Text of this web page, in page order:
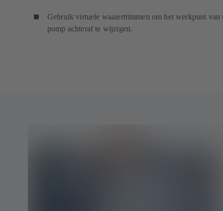
Gebruik virtuele waaiertrimmen om het werkpunt van
pomp achteraf te wijzigen.